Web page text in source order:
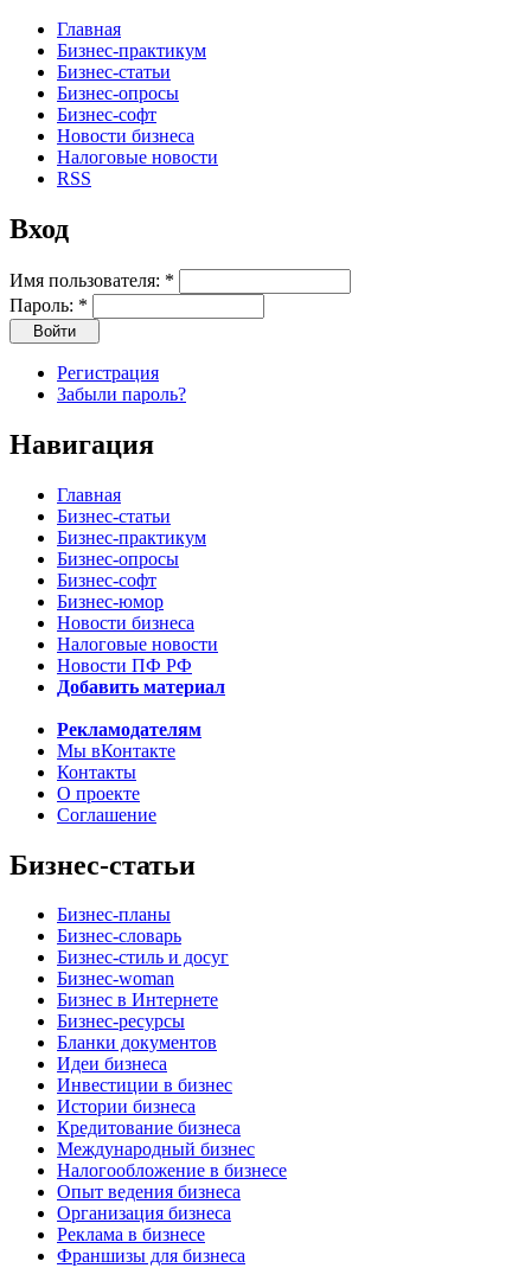
Главная
Бизнес-практикум
Бизнес-статьи
Бизнес-опросы
Бизнес-софт
Новости бизнеса
Налоговые новости
RSS
Вход
Имя пользователя: *
Пароль: *
Регистрация
Забыли пароль?
Навигация
Главная
Бизнес-статьи
Бизнес-практикум
Бизнес-опросы
Бизнес-софт
Бизнес-юмор
Новости бизнеса
Налоговые новости
Новости ПФ РФ
Добавить материал
Рекламодателям
Мы вКонтакте
Контакты
О проекте
Соглашение
Бизнес-статьи
Бизнес-планы
Бизнес-словарь
Бизнес-стиль и досуг
Бизнес-woman
Бизнес в Интернете
Бизнес-ресурсы
Бланки документов
Идеи бизнеса
Инвестиции в бизнес
Истории бизнеса
Кредитование бизнеса
Международный бизнес
Налогообложение в бизнесе
Опыт ведения бизнеса
Организация бизнеса
Реклама в бизнесе
Франшизы для бизнеса